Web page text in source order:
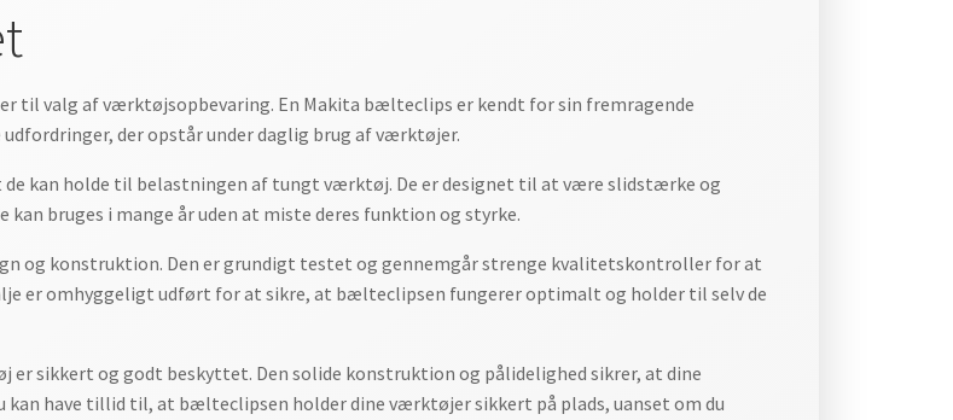
til valg af værktøjsopbevaring. En Makita bælteclips er kendt for sin fremragende
der opstår under daglig brug af værktøjer.
kan holde til belastningen af tungt værktøj. De er designet til at være slidstærke og
bruges i mange år uden at miste deres funktion og styrke.
og konstruktion. Den er grundigt testet og gennemgår strenge kvalitetskontroller for at
er omhyggeligt udført for at sikre, at bælteclipsen fungerer optimalt og holder til selv de
sikkert og godt beskyttet. Den solide konstruktion og pålidelighed sikrer, at dine
kan have tillid til, at bælteclipsen holder dine værktøjer sikkert på plads, uanset om du